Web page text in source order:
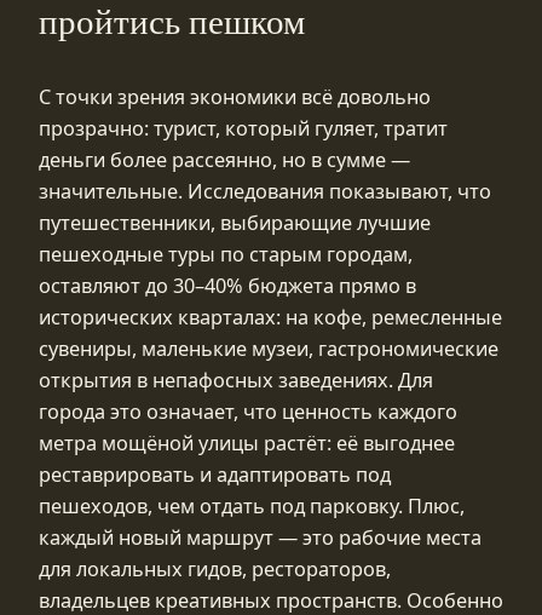
пройтись пешком
С точки зрения экономики всё довольно
прозрачно: турист, который гуляет, тратит
деньги более рассеянно, но в сумме —
значительные. Исследования показывают, что
путешественники, выбирающие лучшие
пешеходные туры по старым городам,
оставляют до 30–40% бюджета прямо в
исторических кварталах: на кофе, ремесленные
сувениры, маленькие музеи, гастрономические
открытия в непафосных заведениях. Для
города это означает, что ценность каждого
метра мощёной улицы растёт: её выгоднее
реставрировать и адаптировать под
пешеходов, чем отдать под парковку. Плюс,
каждый новый маршрут — это рабочие места
для локальных гидов, рестораторов,
владельцев креативных пространств. Особенно